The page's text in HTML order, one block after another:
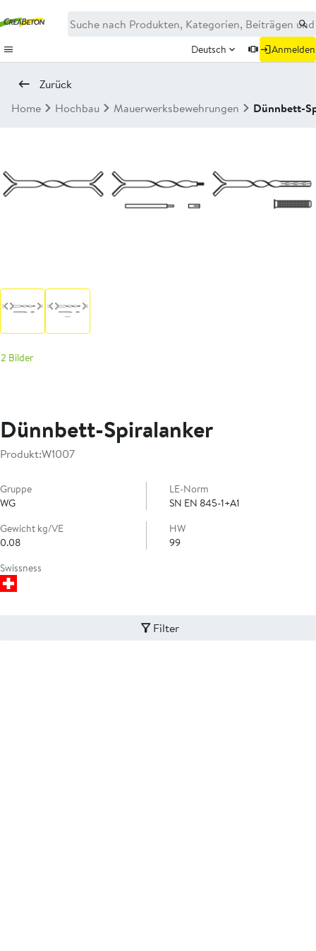
Deutsch Anmelden
Zurück
Home
Hochbau Mauerwerksbewehrungen Dünnbett-
2 Bilder
Dünnbett-Spiralanker
Produkt:W1007
Gruppe
WG
LE-Norm
SN EN 845-1+A1
Gewicht kg/VE
0.08
HW
99
Swissness
Filter